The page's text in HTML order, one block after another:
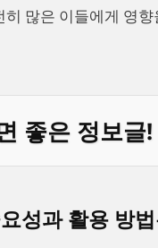
많은 이들에게 영향
좋은 정보글!
성과 활용 방